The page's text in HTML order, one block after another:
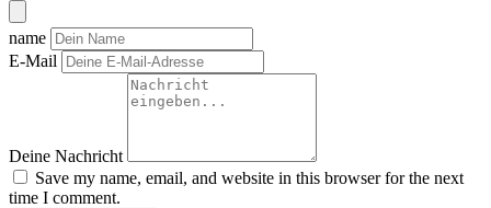
name
E-Mail
Deine Nachricht
Save my name, email, and website in this browser for the next
time I comment.